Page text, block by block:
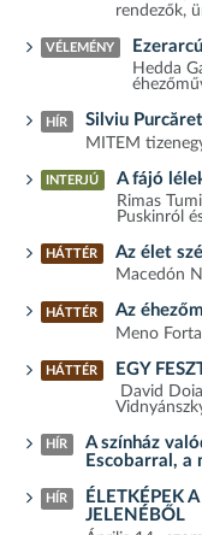
rendezők,
VÉLEMÉNY
Hedda
HÍR Silviu
MITEM
INTERJÚ A fájó
Rimas
Puskinról
HÁTTÉR Az élet
Macedón
HÁTTÉR Az
Meno
HÁTTÉR EGY
David
HÍR
A színház
Escobarral, a
HÍR
ÉLETKÉPEK
JELENÉBŐL